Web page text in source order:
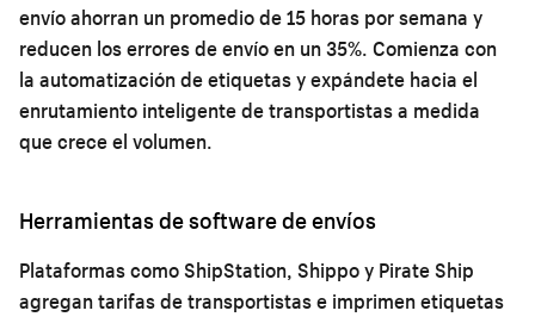
envío ahorran un promedio de 15 horas por semana y
reducen los errores de envío en un 35%. Comienza con
la automatización de etiquetas y expándete hacia el
enrutamiento inteligente de transportistas a medida
que crece el volumen.
Herramientas de software de envíos
Plataformas como ShipStation, Shippo y Pirate Ship
agregan tarifas de transportistas e imprimen etiquetas